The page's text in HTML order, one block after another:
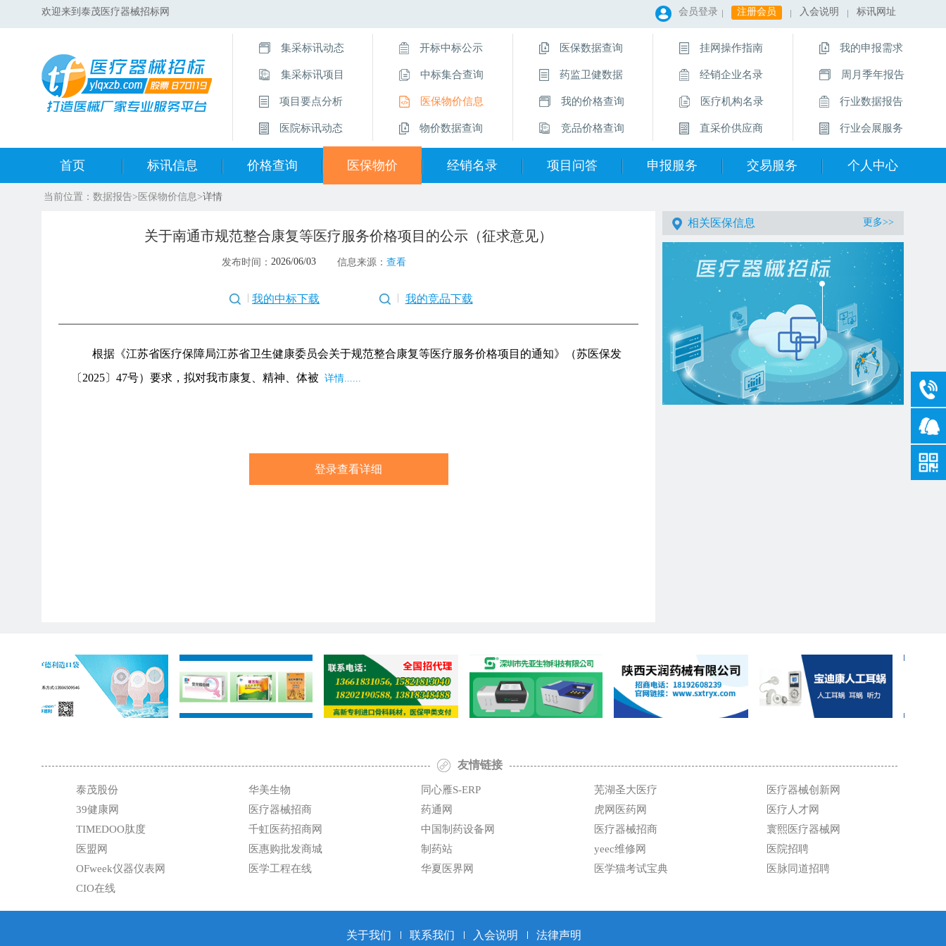
欢迎来到泰茂医疗器械招标网 会员登录 注册会员 入会说明 标讯网址
集采标讯动态
集采标讯项目
项目要点分析
医院标讯动态
开标中标公示
中标集合查询
医保物价信息
物价数据查询
医保数据查询
药监卫健数据
我的价格查询
竞品价格查询
挂网操作指南
经销企业名录
医疗机构名录
直采价供应商
我的申报需求
周月季年报告
行业数据报告
行业会展服务
首页 标讯信息
集采标讯动态
集采标讯项目
价格查询
开标中标公示
医保物价
物价数据查询
经销名录
直采价供应商
项目问答 申报服务 交易服务 个人中心
当前位置： 数据报告> 医保物价信息>详情
关于南通市规范整合康复等医疗服务价格项目的公示（征求意见）
发布时间： 2026/06/03 信息来源： 查看
我的中标下载 我的竞品下载
根据《江苏省医疗保障局江苏省卫生健康委员会关于规范整合康复等医疗服务价格项目的通知》（苏医保发
〔2025〕47号）要求，拟对我市康复、精神、体被 详情......
登录查看详细
相关医保信息 更多>>
友情链接
泰茂股份 华美生物 同心雁S-ERP 芜湖圣大医疗
医疗器械创新网
39健康网
医疗器械招商 药通网 虎网医药网
医疗人才网
TIMEDOO肽度
千虹医药招商网 中国制药设备网 医疗器械招商
寰熙医疗器械网
医盟网
医惠购批发商城 制药站 yeec维修网
医院招聘
OFweek仪器仪表网
医学工程在线 华夏医界网 医学猫考试宝典
医脉同道招聘
CIO在线
关于我们 联系我们 入会说明 法律声明